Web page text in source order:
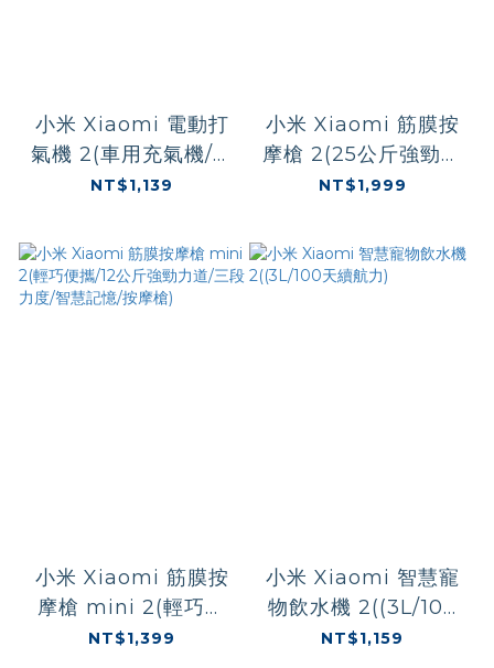
小米 Xiaomi 電動打
氣機 2(車用充氣機/胎
壓偵測/帶照明燈/電動
車)
NT$1,139
小米 Xiaomi 筋膜按
摩槍 2(25公斤強勁力
道/10mm深層振幅/三
槍)
NT$1,999
小米 Xiaomi 筋膜按
摩槍 mini 2(輕巧便
攜/12公斤強勁力道/三
NT$1,399
小米 Xiaomi 智慧寵
物飲水機 2((3L/100
天續航力)
NT$1,159